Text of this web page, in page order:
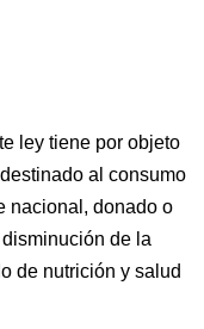
ley tiene por objeto
al consumo
nacional, donado o
de la
de nutrición y salud